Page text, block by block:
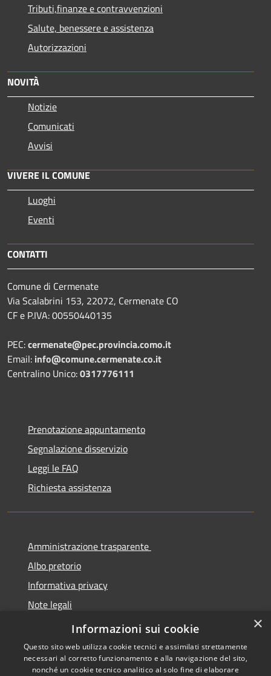
Tributi,finanze e contravvenzioni
Salute, benessere e assistenza
Autorizzazioni
NOVITÀ
Notizie
Comunicati
Avvisi
VIVERE IL COMUNE
Luoghi
Eventi
CONTATTI
Comune di Cermenate
Via Scalabrini 153, 22072, Cermenate CO
CF e P.IVA: 00550440135
PEC:cermenate@pec.provincia.como.it
Email: info@comune.cermenate.co.it
Centralino Unico:0317776111
Prenotazione appuntamento
Segnalazione disservizio
Leggi le FAQ
Richiesta assistenza
Amministrazione trasparente
Albo pretorio
Informativa privacy
Note legali
Dichiarazione di accessibilità
×
Informazioni sui cookie
Questo sito web utilizza cookie tecnici e assimilati strettamente
necessari al corretto funzionamento e alla navigazione del sito,
nonché un cookie tecnico analitico al solo fine di elaborare